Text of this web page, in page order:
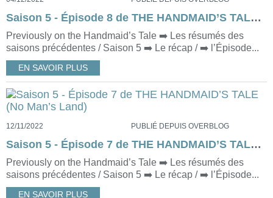
Saison 5 - Épisode 8 de THE HANDMAID’S TALE (Motherland)
Previously on the Handmaid’s Tale ➡️ Les résumés des
saisons précédentes / Saison 5 ➡️ Le récap / ➡️ l’Épisode...
EN SAVOIR PLUS
12/11/2022 PUBLIÉ DEPUIS OVERBLOG
Saison 5 - Épisode 7 de THE HANDMAID’S TALE (No Man’s Land)
Previously on the Handmaid’s Tale ➡️ Les résumés des
saisons précédentes / Saison 5 ➡️ Le récap / ➡️ l’Épisode...
EN SAVOIR PLUS